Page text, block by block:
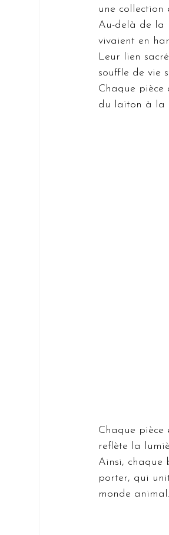
une collection
Au-delà de la
vivaient en
Leur lien
souffle de vie
Chaque
du laiton à la
Chaque pièce
reflète la
Ainsi, chaque
porter, qui
monde animal.